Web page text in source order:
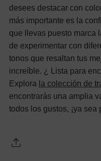
desees destacar con
más importante es la
que llevas puesto marca
de experimentar con
tonos que resaltan tus
increíble. ¿
Lista para
Explora la colección de
encontrarás una amplia
todos los gustos, ¡ya